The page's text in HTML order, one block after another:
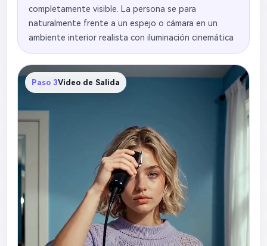
completamente visible. La persona se para
naturalmente frente a un espejo o cámara en un
ambiente interior realista con iluminación cinemática
suave. Levanta lentamente las máquinas de rapar
eléctricas y comienza a rapar desde la línea frontal
del cabello hacia atrás. Muestra la eliminación
realista del cabello paso a paso, con caminos
rapados visibles que aparecen naturalmente en el
cuero cabelludo. El cabello cae gradualmente en
pequeños mechones y partículas. Incluye tomas en
primer plano de las máquinas moviéndose a través
de la cabeza, revelación realista de la textura del
cuero cabelludo, movimiento sutil de la cabeza y
movimiento natural de la mano. Añade movimiento
de cámara cinemático suave, ligero realismo de
cámara en mano, suave profundidad de campo,
energía de transformación viral de TikTok y cortes
Paso 3Video de Salida